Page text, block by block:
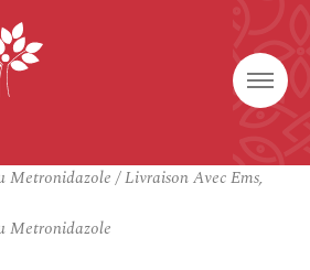
/ Livraison Avec Ems,
Metronidazole